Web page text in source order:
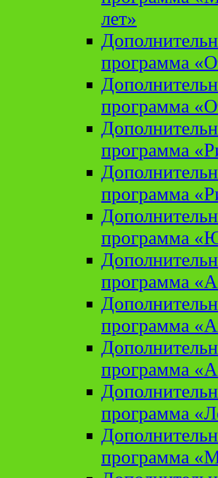
лет»
программа
программа
программа
программа
программа
программа
программа
программа
программа
программа